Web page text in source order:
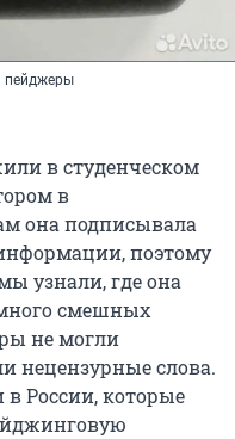
пейджеры
в студенческом
в
она подписывала
поэтому
узнали, где она
смешных
не могли
нецензурные слова.
России, которые